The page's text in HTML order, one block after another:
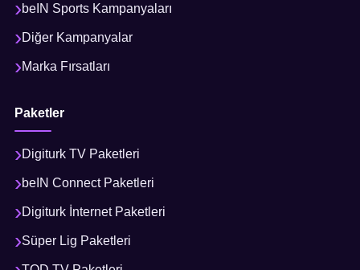
beIN Sports Kampanyaları
Diğer Kampanyalar
Marka Fırsatları
Paketler
Digiturk TV Paketleri
beIN Connect Paketleri
Digiturk İnternet Paketleri
Süper Lig Paketleri